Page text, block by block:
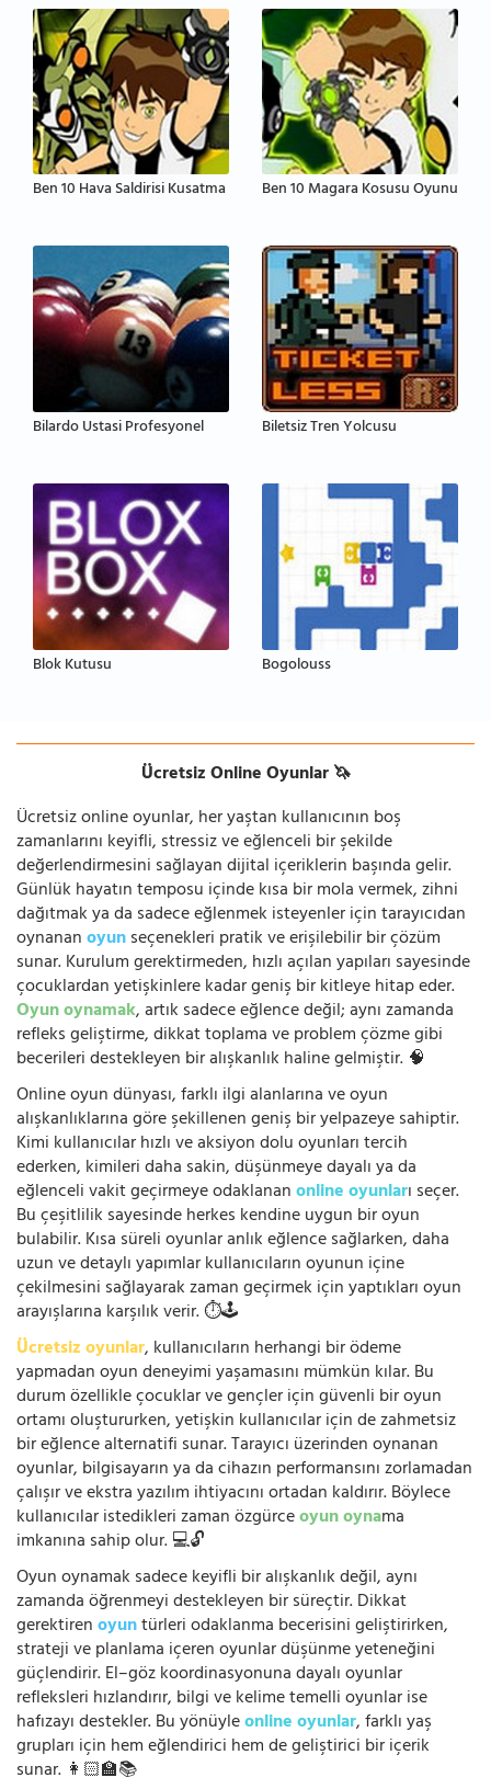
Ben 10 Hava Saldirisi Kusatma Ben 10 Magara Kosusu Oyunu
Bilardo Ustasi Profesyonel Biletsiz Tren Yolcusu
Blok Kutusu Bogolouss
Ücretsiz Online Oyunlar 🦄
Ücretsiz online oyunlar, her yaştan kullanıcının boş
zamanlarını keyifli, stressiz ve eğlenceli bir şekilde
değerlendirmesini sağlayan dijital içeriklerin başında gelir.
Günlük hayatın temposu içinde kısa bir mola vermek, zihni
dağıtmak ya da sadece eğlenmek isteyenler için tarayıcıdan
oynananoyunseçenekleri pratik ve erişilebilir bir çözüm
sunar. Kurulum gerektirmeden, hızlı açılan yapıları sayesinde
çocuklardan yetişkinlere kadar geniş bir kitleye hitap eder.
Oyun oynamak, artık sadece eğlence değil; aynı zamanda
refleks geliştirme, dikkat toplama ve problem çözme gibi
becerileri destekleyen bir alışkanlık haline gelmiştir. 🧠
Online oyun dünyası, farklı ilgi alanlarına ve oyun
alışkanlıklarına göre şekillenen geniş bir yelpazeye sahiptir.
Kimi kullanıcılar hızlı ve aksiyon dolu oyunları tercih
ederken, kimileri daha sakin, düşünmeye dayalı ya da
eğlenceli vakit geçirmeye odaklananonline oyunları seçer.
Bu çeşitlilik sayesinde herkes kendine uygun bir oyun
bulabilir. Kısa süreli oyunlar anlık eğlence sağlarken, daha
uzun ve detaylı yapımlar kullanıcıların oyunun içine
çekilmesini sağlayarak zaman geçirmek için yaptıkları oyun
arayışlarına karşılık verir. ⏱️🕹️
Ücretsiz oyunlar, kullanıcıların herhangi bir ödeme
yapmadan oyun deneyimi yaşamasını mümkün kılar. Bu
durum özellikle çocuklar ve gençler için güvenli bir oyun
ortamı oluştururken, yetişkin kullanıcılar için de zahmetsiz
bir eğlence alternatifi sunar. Tarayıcı üzerinden oynanan
oyunlar, bilgisayarın ya da cihazın performansını zorlamadan
çalışır ve ekstra yazılım ihtiyacını ortadan kaldırır. Böylece
kullanıcılar istedikleri zaman özgürceoyun oynama
imkanına sahip olur. 💻🔓
Oyun oynamak sadece keyifli bir alışkanlık değil, aynı
zamanda öğrenmeyi destekleyen bir süreçtir. Dikkat
gerektirenoyuntürleri odaklanma becerisini geliştirirken,
strateji ve planlama içeren oyunlar düşünme yeteneğini
güçlendirir. El–göz koordinasyonuna dayalı oyunlar
refleksleri hızlandırır, bilgi ve kelime temelli oyunlar ise
hafızayı destekler. Bu yönüyleonline oyunlar, farklı yaş
grupları için hem eğlendirici hem de geliştirici bir içerik
sunar. 👩🏻‍🏫📚